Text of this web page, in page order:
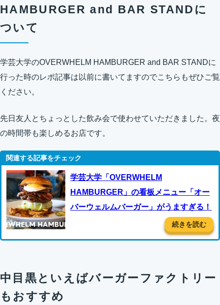
HAMBURGER and BAR STANDに
ついて
学芸大学のOVERWHELM HAMBURGER and BAR STANDに
行った時のレポ記事は以前に書いてますのでこちらもぜひご覧
ください。
先日友人とちょっとした飲み会で使わせていただきました。夜
の時間帯も楽しめるお店です。
学芸大学「OVERWHELM
HAMBURGER」の看板メニュー「オー
バーウェルムバーガー」がうますぎる！
続きを読む
中目黒といえばバーガーファクトリー
もおすすめ